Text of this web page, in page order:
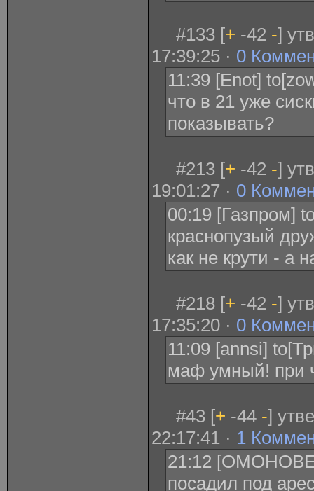
#133 [+ -42 -]
17:39:25 · 0
11:39 [Enot]
что в 21 уже
показывать?
#213 [+ -42 -]
19:01:27 · 0
00:19 [Газпром]
краснопузый
как не крути - а
#218 [+ -42 -]
17:35:20 · 0
11:09 [annsi]
маф умный! при
#43 [+ -44 -]
22:17:41 · 1
21:12
посадил под